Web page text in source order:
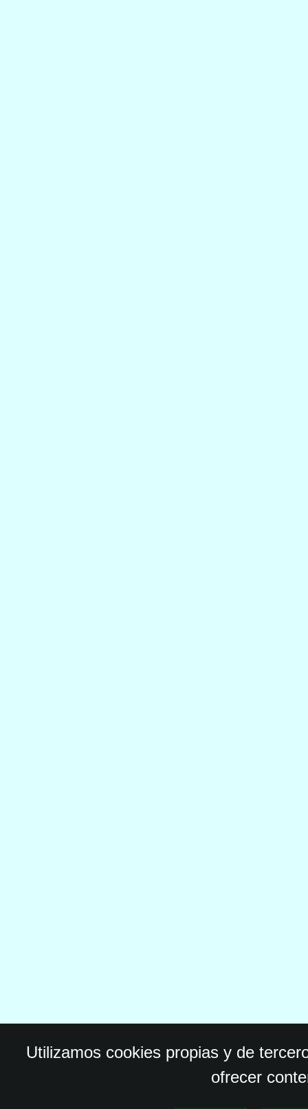
Utilizamos cookies propias y de
ofrecer